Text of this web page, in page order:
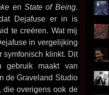
en State of Being.
Dejafuse er in is
te creëren. Wat mij
in vergelijking
symfonisch klinkt. Dit
gebruik maakt van
de Graveland Studio
die overigens ook de